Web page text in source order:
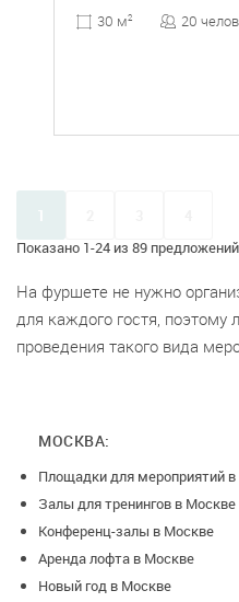
30 м2 20
Показано 1-24 из 89 предложений
1
На фуршете не нужно
для каждого гостя, поэтому
проведения такого вида
МОСКВА:
Площадки для мероприятий
Залы для тренингов в Москве
Конференц-залы в Москве
Аренда лофта в Москве
Новый год в Москве